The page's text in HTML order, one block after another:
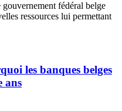
gouvernement fédéral belge
ressources lui permettant
les banques belges
ans